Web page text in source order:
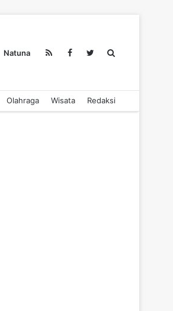
Natuna
Olahraga Wisata Redaksi